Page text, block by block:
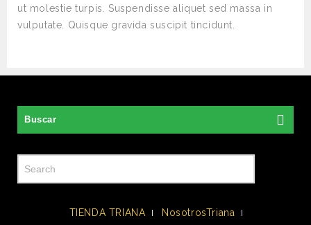
ut molestie turpis. Suspendisse aliquet sed massa in
vulputate. Quisque gravida suscipit tincidunt.
Buscar
TIENDA TRIANA
NosotrosTriana